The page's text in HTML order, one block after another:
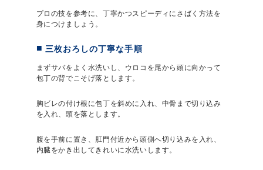
プロの技を参考に、丁寧かつスピーディにさばく方法を
身につけましょう。
三枚おろしの丁寧な手順
まずサバをよく水洗いし、ウロコを尾から頭に向かって
包丁の背でこそげ落とします。
胸ビレの付け根に包丁を斜めに入れ、中骨まで切り込み
を入れ、頭を落とします。
腹を手前に置き、肛門付近から頭側へ切り込みを入れ、
内臓をかき出してきれいに水洗いします。